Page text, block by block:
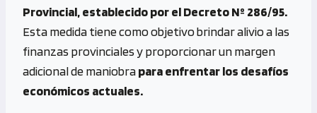
Provincial, establecido por el Decreto Nº 286/95.
Esta medida tiene como objetivo brindar alivio a las
finanzas provinciales y proporcionar un margen
adicional de maniobrapara enfrentar los desafíos
económicos actuales.